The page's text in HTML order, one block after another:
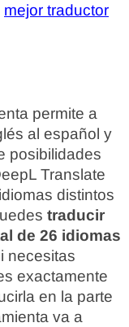
mejor traductor
permite a
al español y
posibilidades
Translate
distintos
traducir
de 26 idiomas
necesitas
exactamente
en la parte
va a